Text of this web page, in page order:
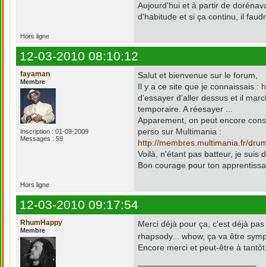
Aujourd'hui et à partir de
d'habitude et si ça continu, il
Hors ligne
12-03-2010 08:10:12
fayaman
Membre
Inscription : 01-09-2009
Messages : 59
Salut et bienvenue sur le forum,
Il y a ce site que je connaissais :
d'essayer d'aller dessus et il
temporaire. A réesayer ...
Apparement, on peut encore
perso sur Multimania :
http://membres.multimania.fr/
Voilà, n'étant pas batteur, je suis
Bon courage pour ton
Hors ligne
12-03-2010 09:17:54
RhumHappy
Membre
Merci déjà pour ça, c'est déjà
rhapsody... whow, ça va être
Encore merci et peut-être à